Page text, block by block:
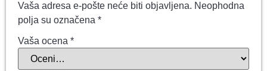
Vaša adresa e-pošte neće biti objavljena. Neophodna
polja su označena *
Vaša ocena *